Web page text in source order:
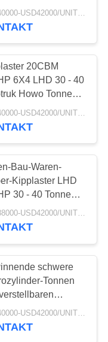
20CBM
6X4 LHD 30 - 40
Howo Tonnen
Kipplaster-
USD40000-USD42000/UNIT)negotiation MOQ:1 EINHEIT
Bau-Waren-
Kipplaster LHD
30 - 40 Tonnen
Kipplaster-
USD38000-USD42000/UNIT)negotiation MOQ:1 EINHEIT
schwere
Tonnen
des
25 - 40
USD40000-USD42000/UNIT)negotiation MOQ:1 EINHEIT